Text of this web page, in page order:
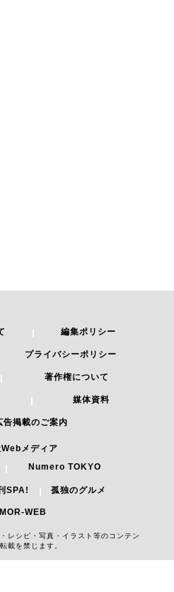
編集ポリシー
プライバシーポリシー
著作権について
媒体資料
告掲載のご案内
メディア
Numero TOKYO
SPA! 孤独のグルメ
WEB
レシピ・写真・イラスト等のコンテン
載を禁じます。